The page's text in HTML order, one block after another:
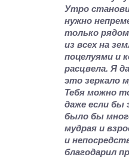
Утро
нужно
только
из всех на
поцелуями и
расцвела. Я
это зеркало
Тебя можно
даже если бы
было бы
мудрая и
и
благодарил